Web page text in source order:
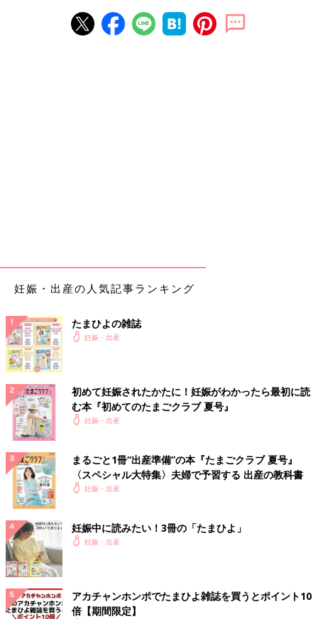
妊娠・出産の人気記事ランキング
たまひよの雑誌
妊娠・出産
初めて妊娠されたかたに！妊娠がわかったら最初に読
む本『初めてのたまごクラブ 夏号』
妊娠・出産
まるごと1冊“出産準備”の本『たまごクラブ 夏号』
〈スペシャル大特集〉夫婦で予習する 出産の教科書
妊娠・出産
妊娠中に読みたい！3冊の「たまひよ」
妊娠・出産
アカチャンホンポでたまひよ雑誌を買うとポイント10
倍【期間限定】